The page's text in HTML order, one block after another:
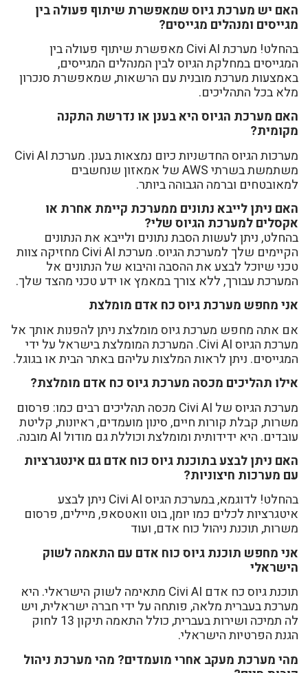
האם יש מערכת גיוס שמאפשרת שיתוף פעולה בין
מגייסים ומנהלים מגייסים?
בהחלט! מערכת Civi AI מאפשרת שיתוף פעולה בין
המגייסים במחלקת הגיוס לבין המנהלים המגייסים,
באמצעות מערכת מובנית עם הרשאות, שמאפשרת סנכרון
מלא בכל התהליכים.
האם מערכת הגיוס היא בענן או נדרשת התקנה
מקומית?
מערכות הגיוס החדשניות כיום נמצאות בענן. מערכת Civi AI
משתמשת בשרתי AWS של אמאזון שנחשבים
למאובטחים וברמה הגבוהה ביותר.
האם ניתן לייבא נתונים ממערכת קיימת אחרת או
אקסלים למערכת הגיוס שלי?
בהחלט, ניתן לעשות הסבת נתונים ולייבא את הנתונים
הקיימים שלך למערכת הגיוס. מערכת Civi AI מחזיקה צוות
טכני שיוכל לבצע את ההסבה והיבוא של הנתונים אל
המערכת עבורך, ללא צורך במאמץ או ידע טכני מהצד שלך.
אני מחפש מערכת גיוס כח אדם מומלצת
אם אתה מחפש מערכת גיוס מומלצת ניתן להפנות אותך אל
מערכת הגיוס Civi AI. המערכת המומלצת בישראל על ידי
המגייסים. ניתן לראות המלצות עליהם באתר הבית או בגוגל.
אילו תהליכים מכסה מערכת גיוס כח אדם מומלצת?
מערכת הגיוס של Civi AI מכסה תהליכים רבים כמו: פרסום
משרות, קבלת קורות חיים, סינון מועמדים, ראיונות, קליטת
עובדים. היא ידידותית ומומלצת וכוללת גם מודול AI מובנה.
האם ניתן לבצע בתוכנת גיוס כוח אדם גם אינטגרציות
עם מערכות חיצוניות?
בהחלט! לדוגמא, במערכת הגיוס Civi AI ניתן לבצע
איטגרציות לכלים כמו יומן, בוט וואטסאפ, מיילים, פרסום
משרות, תוכנת ניהול כוח אדם, ועוד
אני מחפש תוכנת גיוס כוח אדם עם התאמה לשוק
הישראלי
תוכנת גיוס כח אדם Civi AI מתאימה לשוק הישראלי. היא
מערכת בעברית מלאה, פותחה על ידי חברה ישראלית, ויש
לה תמיכה ושירות בעברית, כולל התאמה תיקון 13 לחוק
הגנת הפרטיות הישראלי.
מהי מערכת מעקב אחרי מועמדים? מהי מערכת ניהול